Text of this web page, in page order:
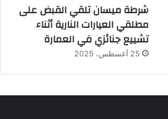
شرطة ميسان تلقي القبض على
مطلقي العيارات النارية أثناء
تشييع جنائزي في العمارة
25 أغسطس، 2025